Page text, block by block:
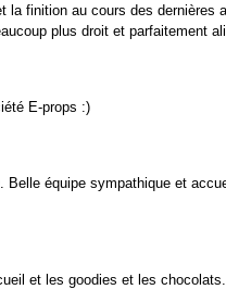
la finition au cours des dernières
plus droit et parfaitement
E-props :)
équipe sympathique et
et les goodies et les